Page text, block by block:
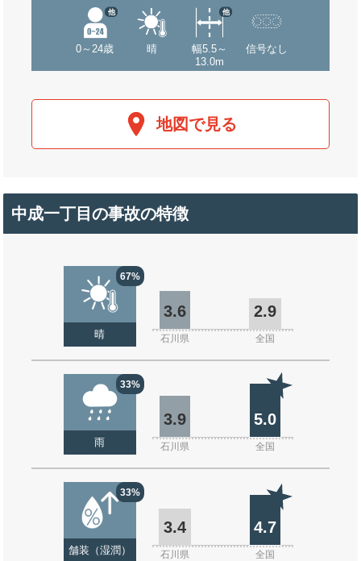
0～24歳
他
晴
幅5.5～
13.0m
他
信号なし
地図で見る
中成一丁目の事故の特徴
67%
晴
3.6 2.9
石川県 全国
33%
雨
3.9 5.0
石川県 全国
33%
舗装（湿潤）
3.4 4.7
石川県 全国